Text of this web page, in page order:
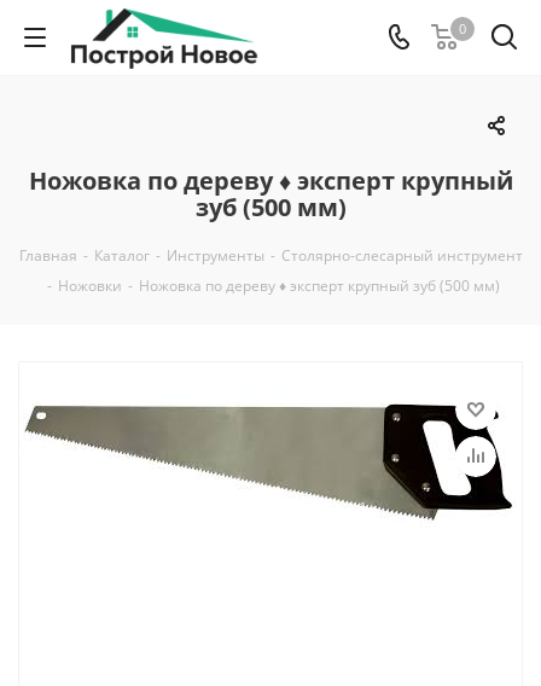
0
Ножовка по дереву ♦ эксперт крупный
зуб (500 мм)
Главная - Каталог - Инструменты - Столярно-слесарный инструмент
- Ножовки - Ножовка по дереву ♦ эксперт крупный зуб (500 мм)